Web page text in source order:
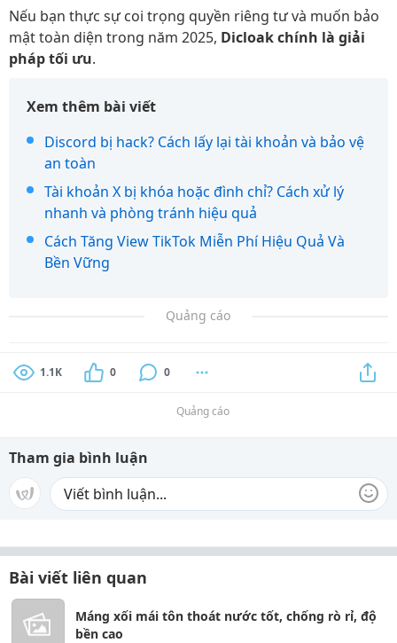
Nếu bạn thực sự coi trọng quyền riêng tư và muốn bảo
mật toàn diện trong năm 2025, Dicloak chính là giải
pháp tối ưu.
Xem thêm bài viết
Discord bị hack? Cách lấy lại tài khoản và bảo vệ
an toàn
Tài khoản X bị khóa hoặc đình chỉ? Cách xử lý
nhanh và phòng tránh hiệu quả
Cách Tăng View TikTok Miễn Phí Hiệu Quả Và
Bền Vững
Quảng cáo
1.1K 0 0
Quảng cáo
Tham gia bình luận
Bài viết liên quan
Máng xối mái tôn thoát nước tốt, chống rò rỉ, độ
bền cao